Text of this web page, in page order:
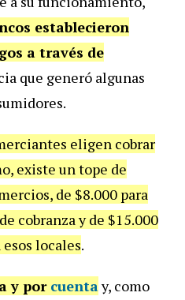
establecieron
a través de
que generó algunas
eligen cobrar
existe un tope de
de $8.000 para
cobranza y de $15.000
locales.
y por cuentay, como